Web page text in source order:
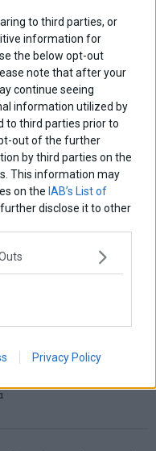
to third parties, or
information for
the below opt-out
note that after your
continue seeing
information utilized by
to third parties prior to
out of the further
by third parties on the
This information may
on the IAB’s List of
disclose it to other
Privacy Policy
επέστρεψαν
την ψυχή…